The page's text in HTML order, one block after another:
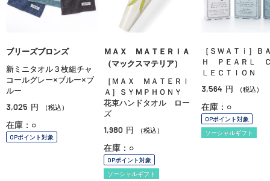
ブリーズブロンズ
新ミニタオル３枚組チャ
コールグレー×ブルー×ブ
ルー
3,025 円 （税込）
在庫：○
OPポイント対象
ＭＡＸ ＭＡＴＥＲＩＡ
（マックスマテリア）
［ＭＡＸ ＭＡＴＥＲＩ
Ａ］ＳＹＭＰＨＯＮＹ
花束ハンドタオル ロー
ズ
1,980 円 （税込）
在庫：○
OPポイント対象
ソーシャルギフト
［ＳＷＡＴｉ］Ｂ
Ｈ ＰＥＡＲＬ
ＬＥＣＴＩＯＮ
3,564 円 （税込）
在庫：○
OPポイント対象
ソーシャルギフト